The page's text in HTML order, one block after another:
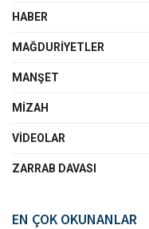
HABER
MAĞDURIYETLER
MANŞET
MIZAH
VIDEOLAR
ZARRAB DAVASI
EN ÇOK OKUNANLAR